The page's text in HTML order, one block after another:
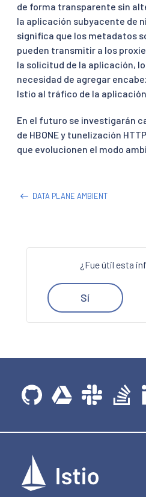
de forma transparente sin
la aplicación subyacente de
significa que los metadatos
pueden transmitir a los
la solicitud de la aplicación,
necesidad de agregar
Istio al tráfico de la
En el futuro se investigarán
de HBONE y tunelización
que evolucionen el modo
DATA PLANE AMBIENT
¿Fue útil esta
Sí